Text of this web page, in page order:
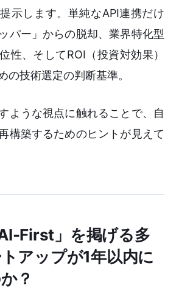
示します。単純なAPI連携だけ
パー」からの脱却、業界特化型
性、そしてROI（投資対効果）
の技術選定の判断基準。
ような視点に触れることで、自
構築するためのヒントが見えて
First」を掲げる多
アップが1年以内に
？